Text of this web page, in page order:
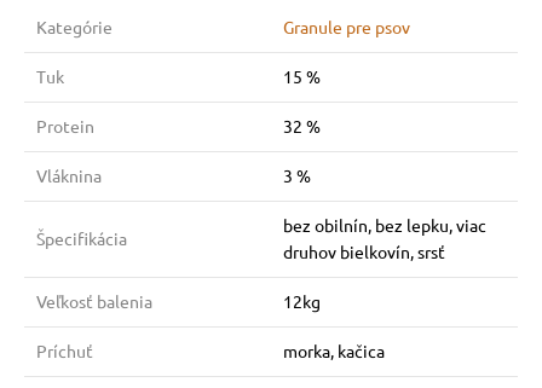
Kategórie Granule pre psov
Tuk 15 %
Protein 32 %
Vláknina 3 %
Špecifikácia
bez obilnín, bez lepku, viac
druhov bielkovín, srsť
Veľkosť balenia 12kg
Príchuť morka, kačica